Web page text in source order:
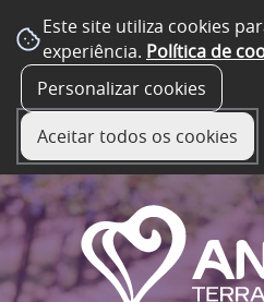
Este site utiliza cookies
experiência. Política de
Personalizar cookies
Aceitar todos os cookies